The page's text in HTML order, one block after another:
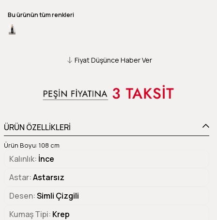
Bu ürünün tüm renkleri
Fiyat Düşünce Haber Ver
ÜRÜN ÖZELLİKLERİ
Ürün Boyu: 108 cm
Kalınlık İnce
Astar Astarsız
Desen Simli Çizgili
Kumaş Tipi Krep